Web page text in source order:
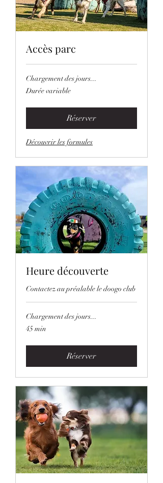
Accès parc
Chargement des jours...
Durée variable
Réserver
Découvrir les formules
Heure découverte
Contactez au préalable le doogo club
Chargement des jours...
45 min
Réserver